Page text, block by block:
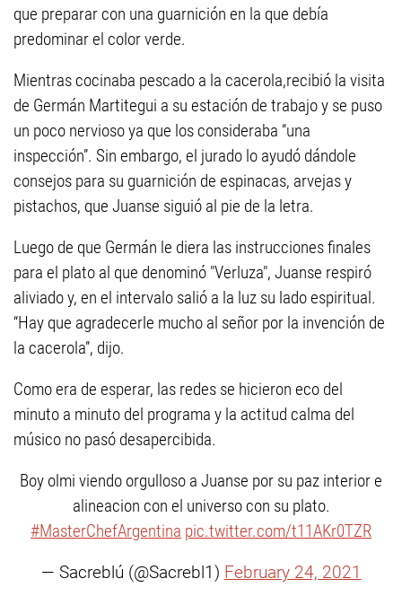
que preparar con una guarnición en la que debía
predominar el color verde.
Mientras cocinaba pescado a la cacerola,recibió la visita
de Germán Martitegui a su estación de trabajo y se puso
un poco nervioso ya que los consideraba “una
inspección”. Sin embargo, el jurado lo ayudó dándole
consejos para su guarnición de espinacas, arvejas y
pistachos, que Juanse siguió al pie de la letra.
Luego de que Germán le diera las instrucciones finales
para el plato al que denominó "Verluza", Juanse respiró
aliviado y, en el intervalo salió a la luz su lado espiritual.
“Hay que agradecerle mucho al señor por la invención de
la cacerola”, dijo.
Como era de esperar, las redes se hicieron eco del
minuto a minuto del programa y la actitud calma del
músico no pasó desapercibida.
Boy olmi viendo orgulloso a Juanse por su paz interior e
alineacion con el universo con su plato.
#MasterChefArgentina pic.twitter.com/t11AKr0TZR
— Sacreblú (@Sacrebl1) February 24, 2021